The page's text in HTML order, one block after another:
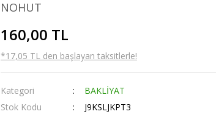
NOHUT
160,00 TL
*17,05 TL den başlayan taksitlerle!
Kategori
BAKLİYAT
Stok Kodu
J9KSLJKPT3